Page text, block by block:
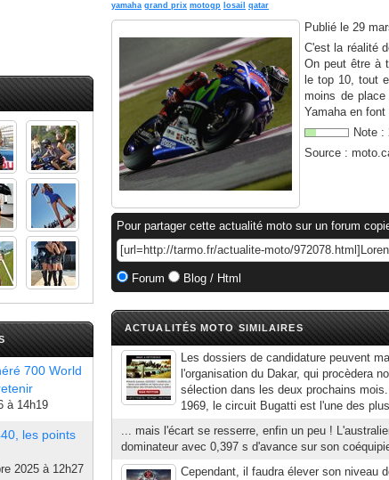
700 World
à 14h19
les points
2025 à 12h27
yamaha grand prix motogp losail qatar
Publié le 29
C'est la réalité
On peut être à
le top 10, tout
moins de
Yamaha en font
Note :
Source :
Pour partager cette actualité moto sur un forum
Forum Blog / Html
ACTUALITÉS MOTO SIMILAIRES
Les dossiers de candidature peuvent
l'organisation du Dakar, qui procèdera
sélection dans les deux prochains
1969, le circuit Bugatti est l'une des
... mais l'écart se resserre, enfin un peu !
dominateur avec 0,397 s d'avance sur son
Cependant, il faudra élever son niveau